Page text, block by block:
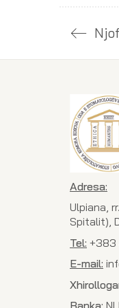
Adresa:
Ulpiana,
Spitalit),
Tel: +383
E-mail: